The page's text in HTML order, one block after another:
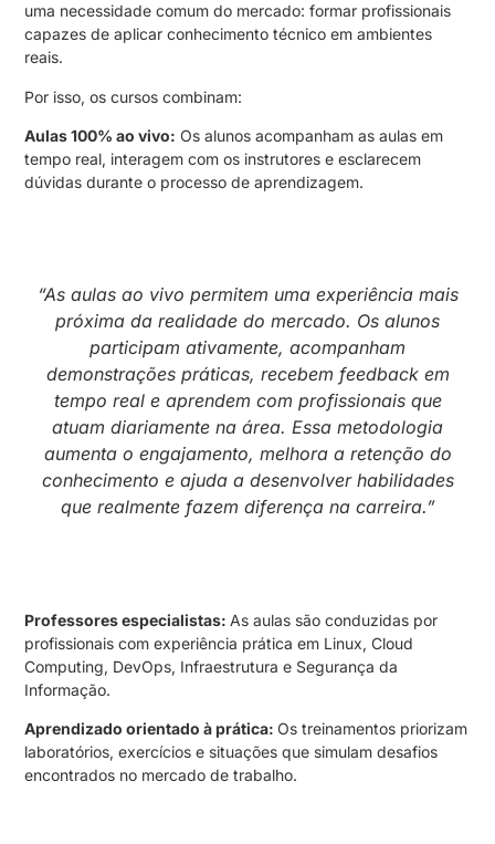
uma necessidade comum do mercado: formar profissionais
capazes de aplicar conhecimento técnico em ambientes
reais.
Por isso, os cursos combinam:
Aulas 100% ao vivo: Os alunos acompanham as aulas em
tempo real, interagem com os instrutores e esclarecem
dúvidas durante o processo de aprendizagem.
“As aulas ao vivo permitem uma experiência mais
próxima da realidade do mercado. Os alunos
participam ativamente, acompanham
demonstrações práticas, recebem feedback em
tempo real e aprendem com profissionais que
atuam diariamente na área. Essa metodologia
aumenta o engajamento, melhora a retenção do
conhecimento e ajuda a desenvolver habilidades
que realmente fazem diferença na carreira.”
Professores especialistas: As aulas são conduzidas por
profissionais com experiência prática em Linux, Cloud
Computing, DevOps, Infraestrutura e Segurança da
Informação.
Aprendizado orientado à prática:Os treinamentos priorizam
laboratórios, exercícios e situações que simulam desafios
encontrados no mercado de trabalho.